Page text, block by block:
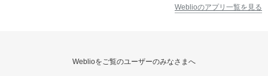
Weblioのアプリ一覧を見る
Weblioをご覧のユーザーのみなさまへ